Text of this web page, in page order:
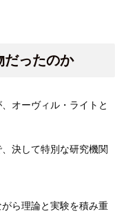
だったのか
オーヴィル・ライトと
決して特別な研究機関
ら理論と実験を積み重